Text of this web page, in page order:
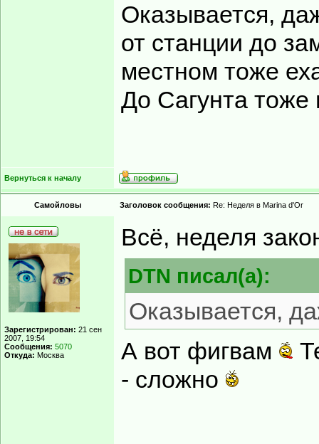
Оказывается,
от станции до
местном тоже
До Сагунта тоже
Вернуться к началу
Самойловы Заголовок сообщения: Re: Неделя в Marina d'Or
Зарегистрирован: 21 сен
2007, 19:54
Сообщения: 5070
Откуда: Москва
Всё, неделя
DTN писал(а):
Оказывается,
А вот фигвам
- сложно